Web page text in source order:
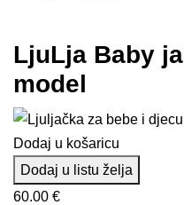
19.00 €
LjuLja Baby
model
Dodaj u košaricu
Dodaj u listu želja
60.00 €